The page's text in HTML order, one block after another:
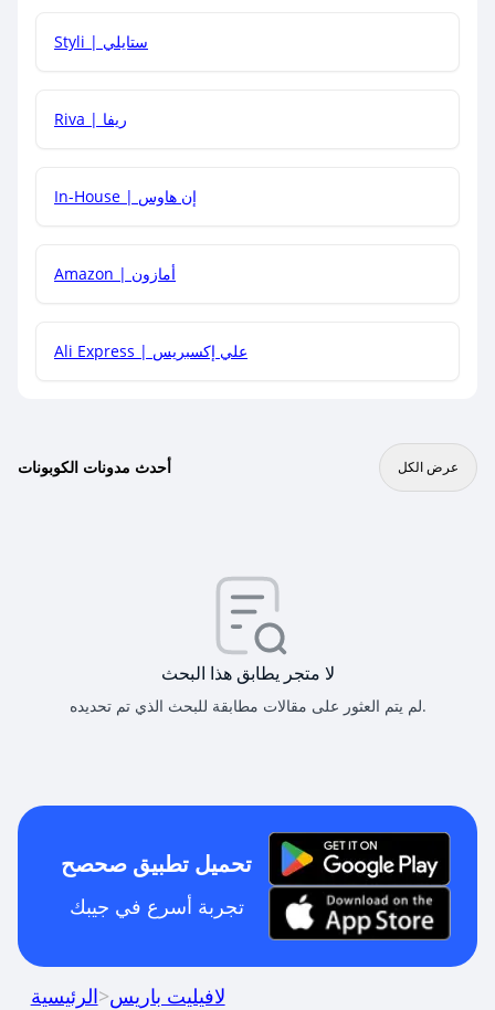
هل يمكنني جمع كود خصم مع العروض الأخرى؟
Styli | ستايلي
Riva | ريفا
In-House | إن هاوس
Amazon | أمازون
Ali Express | علي إكسبريس
أحدث مدونات الكوبونات عرض الكل
لا متجر يطابق هذا البحث
لم يتم العثور على مقالات مطابقة للبحث الذي تم تحديده.
تحميل تطبيق صحصح
تجربة أسرع في جيبك
الرئيسية>لافيليت باريس